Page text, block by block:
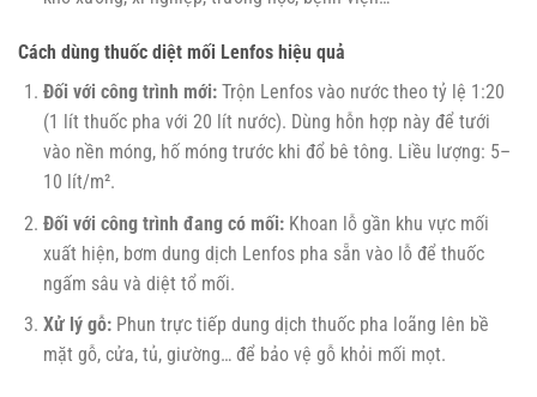
Cách dùng thuốc diệt mối Lenfos hiệu quả
Đối với công trình mới:Trộn Lenfos vào nước theo tỷ lệ 1:20
(1 lít thuốc pha với 20 lít nước). Dùng hỗn hợp này để tưới
vào nền móng, hố móng trước khi đổ bê tông. Liều lượng: 5–
10 lít/m².
Đối với công trình đang có mối:Khoan lỗ gần khu vực mối
xuất hiện, bơm dung dịch Lenfos pha sẵn vào lỗ để thuốc
ngấm sâu và diệt tổ mối.
Xử lý gỗ:Phun trực tiếp dung dịch thuốc pha loãng lên bề
mặt gỗ, cửa, tủ, giường… để bảo vệ gỗ khỏi mối mọt.